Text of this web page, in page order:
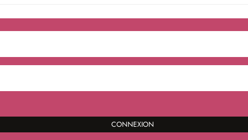
CONNEXION